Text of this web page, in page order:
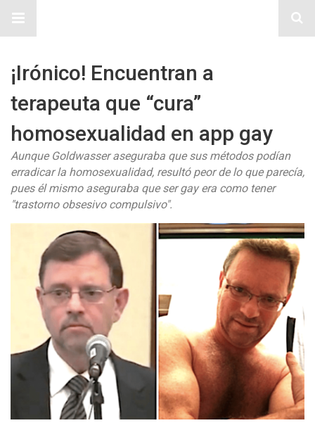
¡Irónico! Encuentran a
terapeuta que “cura”
homosexualidad en app gay
Aunque Goldwasser aseguraba que sus métodos podían
erradicar la homosexualidad, resultó peor de lo que parecía,
pues él mismo aseguraba que ser gay era como tener
"trastorno obsesivo compulsivo".